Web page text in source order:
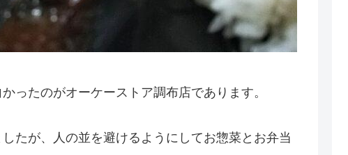
ったのがオーケーストア調布店であります。
たが、人の並を避けるようにしてお惣菜とお弁当